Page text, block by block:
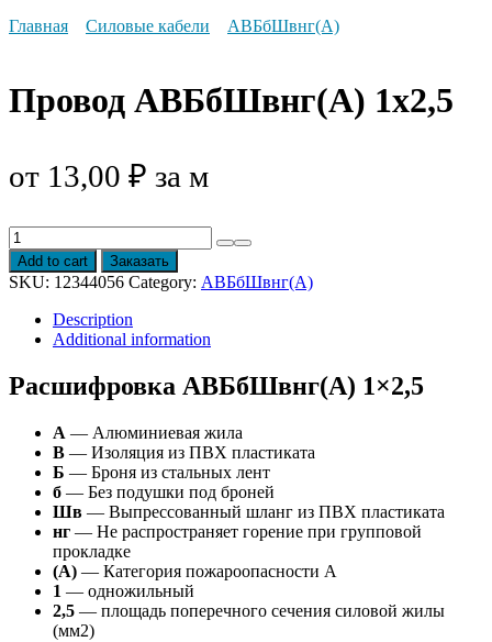
Главная
Силовые кабели АВБбШвнг(А)
Провод АВБбШвнг(А) 1x2,5
от 13,00 ₽ за м
Провод
АВБбШвнг(А)
1x2,5
quantity
Add to cart Заказать
SKU: 12344056 Category: АВБбШвнг(А)
Description
Additional information
Расшифровка АВБбШвнг(А) 1×2,5
А — Алюминиевая жила
В — Изоляция из ПВХ пластиката
Б — Броня из стальных лент
б — Без подушки под броней
Шв — Выпрессованный шланг из ПВХ пластиката
нг — Не распространяет горение при групповой
прокладке
(А) — Категория пожароопасности A
1 — одножильный
2,5 — площадь поперечного сечения силовой жилы
(мм2)